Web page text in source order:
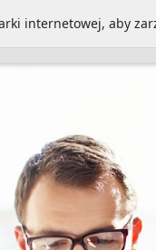
Polityka cookies
internetowej, aby